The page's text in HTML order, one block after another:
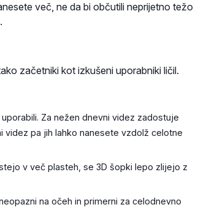
več, ne da bi občutili neprijetno težo
začetniki kot izkušeni uporabniki ličil.
Za nežen dnevni videz zadostuje
videz pa jih lahko nanesete vzdolž celotne
v več plasteh, se 3D šopki lepo zlijejo z
na očeh in primerni za celodnevno